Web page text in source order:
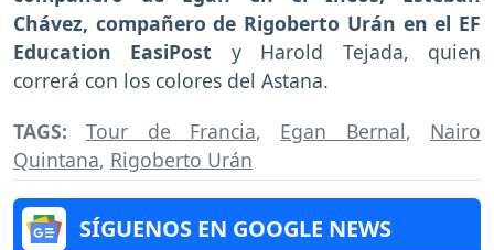
Chávez, compañero de Rigoberto Urán en el EF
Education EasiPost y Harold Tejada, quien
correrá con los colores del Astana.
TAGS:Tour de Francia, Egan Bernal, Nairo
Quintana, Rigoberto Urán
SÍGUENOS EN GOOGLE NEWS